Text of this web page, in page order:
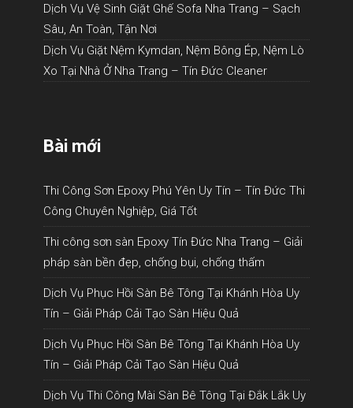
Dịch Vụ Vệ Sinh Giặt Ghế Sofa Nha Trang – Sạch
Sâu, An Toàn, Tận Nơi
Dịch Vụ Giặt Nệm Kymdan, Nệm Bông Ép, Nệm Lò
Xo Tại Nhà Ở Nha Trang – Tín Đức Cleaner
Bài mới
Thi Công Sơn Epoxy Phú Yên Uy Tín – Tín Đức Thi
Công Chuyên Nghiệp, Giá Tốt
Thi công sơn sàn Epoxy Tín Đức Nha Trang – Giải
pháp sàn bền đẹp, chống bụi, chống thấm
Dịch Vụ Phục Hồi Sàn Bê Tông Tại Khánh Hòa Uy
Tín – Giải Pháp Cải Tạo Sàn Hiệu Quả
Dịch Vụ Phục Hồi Sàn Bê Tông Tại Khánh Hòa Uy
Tín – Giải Pháp Cải Tạo Sàn Hiệu Quả
Dịch Vụ Thi Công Mài Sàn Bê Tông Tại Đắk Lắk Uy